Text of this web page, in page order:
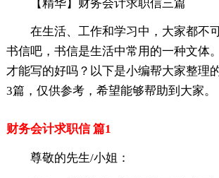
【精华】财务会计求职信三篇
在生活、工作和学习中，大家都不
书信吧，书信是生活中常用的一种文体
才能写的好吗？以下是小编帮大家整理
3篇，仅供参考，希望能够帮助到大家。
财务会计求职信 篇1
尊敬的先生/小姐：